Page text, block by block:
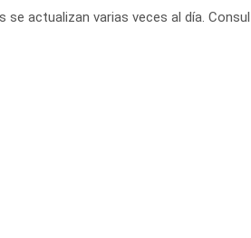
actualizan varias veces al día.